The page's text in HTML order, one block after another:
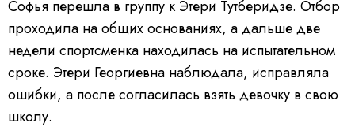
Софья перешла в группу к Этери Тутберидзе. Отбор
проходила на общих основаниях, а дальше две
недели спортсменка находилась на испытательном
сроке. Этери Георгиевна наблюдала, исправляла
ошибки, а после согласилась взять девочку в свою
школу.